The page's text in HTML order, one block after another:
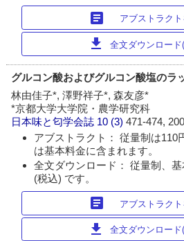
article アブストラク
download 全文ダウンロー
グルコン酸およびグルコン酸塩のラ
林由佳子*, 澤野祥子*, 森友彦*
*京都大学大学院・農学研究科
日本味と匂学会誌 10 (3)471-474,
アブストラクト： 従量制は110
は基本料金に含まれます。
全文ダウンロード： 従量制、
(税込) です。
article アブストラク
download 全文ダウンロー